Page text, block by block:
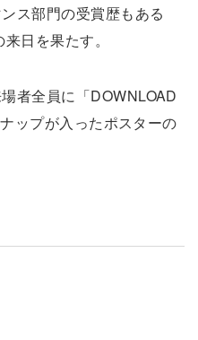
ス部門の受賞歴もある
日を果たす。
者全員に「DOWNLOAD
ップが入ったポスターの